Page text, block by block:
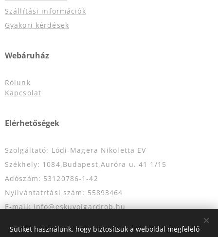
Szállítási információk
Gyakori kérdések
Webáruház
Rólunk
Kapcsolat
Elérhetőségek
Szolgáltató: Lódi-Magera Nikoletta EV
Székhely: 1084,Budapest,Auróra u. 41 1/15
Adószám: 53120786-1-42
Nyílvántatrtási szám: 55893464
E-mail: info@eskuvoigardrob.hu
Sütiket használunk, hogy biztosítsuk a weboldal megfelelő